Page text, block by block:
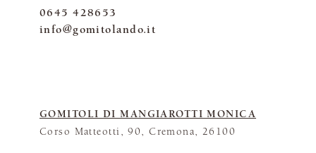
0645 428653
info@gomitolando.it
GOMITOLI DI MANGIAROTTI MONICA
Corso Matteotti, 90, Cremona, 26100